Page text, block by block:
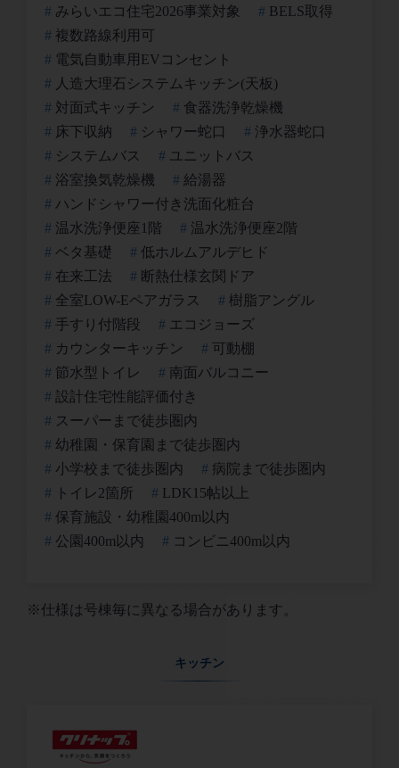
みらいエコ住宅2026事業対象
BELS取得
複数路線利用可
電気自動車用EVコンセント
人造大理石システムキッチン(天板)
対面式キッチン
食器洗浄乾燥機
床下収納
シャワー蛇口
浄水器蛇口
システムバス
ユニットバス
浴室換気乾燥機
給湯器
ハンドシャワー付き洗面化粧台
温水洗浄便座1階
温水洗浄便座2階
ベタ基礎
低ホルムアルデヒド
在来工法
断熱仕様玄関ドア
全室LOW-Eペアガラス
樹脂アングル
手すり付階段
エコジョーズ
カウンターキッチン
可動棚
節水型トイレ
南面バルコニー
設計住宅性能評価付き
スーパーまで徒歩圏内
幼稚園・保育園まで徒歩圏内
小学校まで徒歩圏内
病院まで徒歩圏内
トイレ2箇所
LDK15帖以上
保育施設・幼稚園400m以内
公園400m以内
コンビニ400m以内
※仕様は号棟毎に異なる場合があります。
キッチン